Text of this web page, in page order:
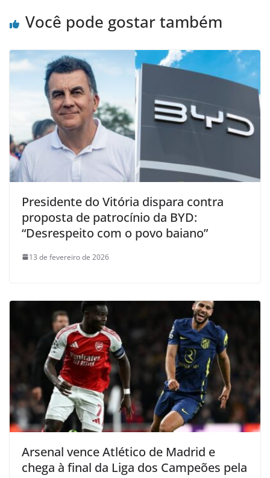
Você pode gostar também
Presidente do Vitória dispara contra
proposta de patrocínio da BYD:
“Desrespeito com o povo baiano”
13 de fevereiro de 2026
Arsenal vence Atlético de Madrid e
chega à final da Liga dos Campeões pela